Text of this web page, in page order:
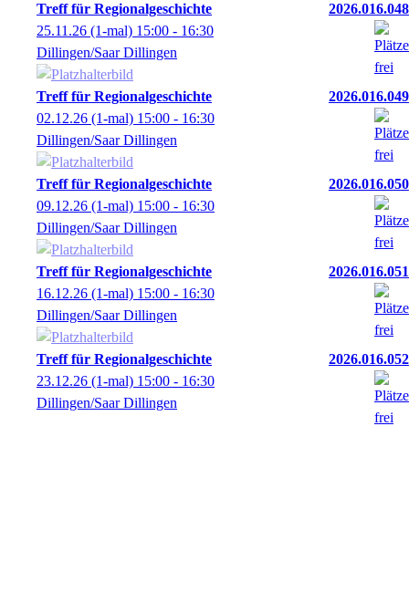
Treff für Regionalgeschichte
2026.016.048
25.11.26 (1-mal) 15:00 - 16:30
Dillingen/Saar Dillingen
Treff für Regionalgeschichte
2026.016.049
02.12.26 (1-mal) 15:00 - 16:30
Dillingen/Saar Dillingen
Treff für Regionalgeschichte
2026.016.050
09.12.26 (1-mal) 15:00 - 16:30
Dillingen/Saar Dillingen
Treff für Regionalgeschichte
2026.016.051
16.12.26 (1-mal) 15:00 - 16:30
Dillingen/Saar Dillingen
Treff für Regionalgeschichte
2026.016.052
23.12.26 (1-mal) 15:00 - 16:30
Dillingen/Saar Dillingen